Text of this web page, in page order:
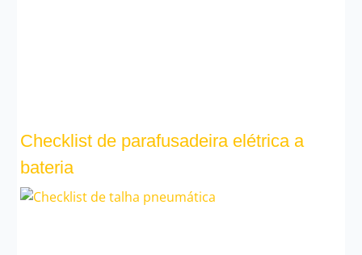
Checklist de parafusadeira elétrica a
bateria